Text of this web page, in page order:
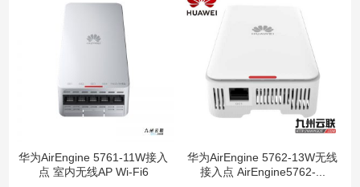
华为AirEngine 5761-11W接入
点 室内无线AP Wi-Fi6
华为AirEngine 5762-13W无线
接入点 AirEngine5762-...